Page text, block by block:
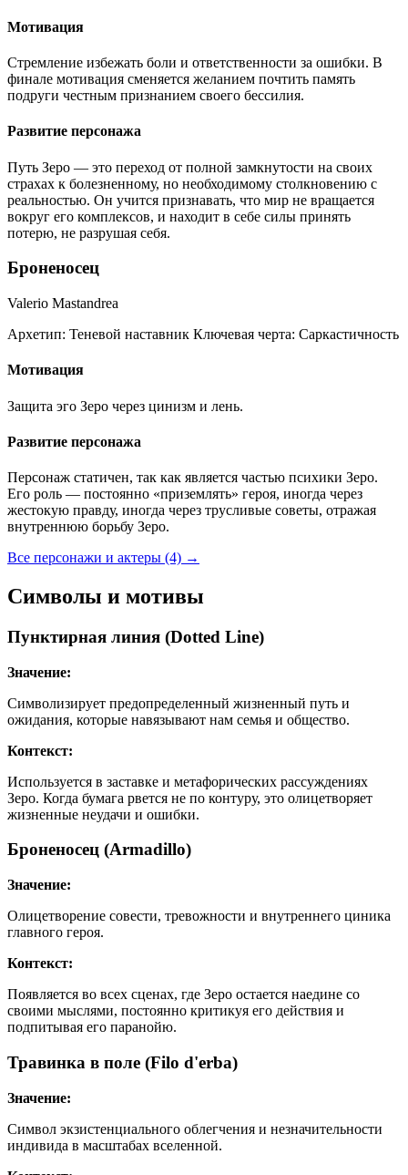
Мотивация
Стремление избежать боли и ответственности за ошибки. В
финале мотивация сменяется желанием почтить память
подруги честным признанием своего бессилия.
Развитие персонажа
Путь Зеро — это переход от полной замкнутости на своих
страхах к болезненному, но необходимому столкновению с
реальностью. Он учится признавать, что мир не вращается
вокруг его комплексов, и находит в себе силы принять
потерю, не разрушая себя.
Броненосец
Valerio Mastandrea
Архетип: Теневой наставник Ключевая черта: Саркастичность
Мотивация
Защита эго Зеро через цинизм и лень.
Развитие персонажа
Персонаж статичен, так как является частью психики Зеро.
Его роль — постоянно «приземлять» героя, иногда через
жестокую правду, иногда через трусливые советы, отражая
внутреннюю борьбу Зеро.
Все персонажи и актеры (4) →
Символы и мотивы
Пунктирная линия (Dotted Line)
Значение:
Символизирует предопределенный жизненный путь и
ожидания, которые навязывают нам семья и общество.
Контекст:
Используется в заставке и метафорических рассуждениях
Зеро. Когда бумага рвется не по контуру, это олицетворяет
жизненные неудачи и ошибки.
Броненосец (Armadillo)
Значение:
Олицетворение совести, тревожности и внутреннего циника
главного героя.
Контекст:
Появляется во всех сценах, где Зеро остается наедине со
своими мыслями, постоянно критикуя его действия и
подпитывая его паранойю.
Травинка в поле (Filo d'erba)
Значение:
Символ экзистенциального облегчения и незначительности
индивида в масштабах вселенной.